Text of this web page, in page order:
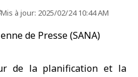
Mis à jour: 2025/02/24 10:44 AM